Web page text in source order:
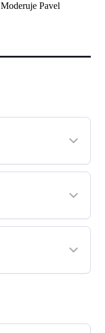
Moderuje Pavel